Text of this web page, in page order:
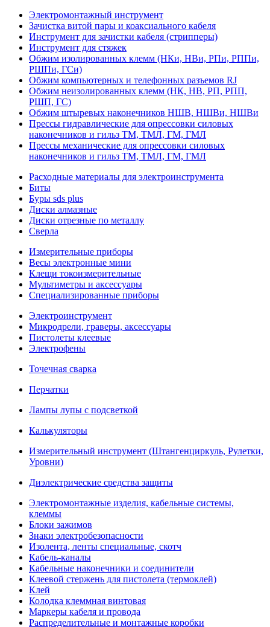
Электромонтажный инструмент
Зачистка витой пары и коаксиального кабеля
Инструмент для зачистки кабеля (стрипперы)
Инструмент для стяжек
Обжим изолированных клемм (НКи, НВи, РПи, РППи,
РШПи, ГСи)
Обжим компьютерных и телефонных разъемов RJ
Обжим неизолированных клемм (НК, НВ, РП, РПП,
РШП, ГС)
Обжим штыревых наконечников НШВ, НШВи, НШВи
Прессы гидравлические для опрессовки силовых
наконечников и гильз ТМ, ТМЛ, ГМ, ГМЛ
Прессы механические для опрессовки силовых
наконечников и гильз ТМ, ТМЛ, ГМ, ГМЛ
Расходные материалы для электроинструмента
Биты
Буры sds plus
Диски алмазные
Диски отрезные по металлу
Сверла
Измерительные приборы
Весы электронные мини
Клещи токоизмерительные
Мультиметры и аксессуары
Специализированные приборы
Электроинструмент
Микродрели, граверы, аксессуары
Пистолеты клеевые
Электрофены
Точечная сварка
Перчатки
Лампы лупы с подсветкой
Калькуляторы
Измерительный инструмент (Штангенциркуль, Рулетки,
Уровни)
Диэлектрические средства защиты
Электромонтажные изделия, кабельные системы,
клеммы
Блоки зажимов
Знаки электробезопасности
Изолента, ленты специальные, скотч
Кабель-каналы
Кабельные наконечники и соединители
Клеевой стержень для пистолета (термоклей)
Клей
Колодка клеммная винтовая
Маркеры кабеля и провода
Распределительные и монтажные коробки